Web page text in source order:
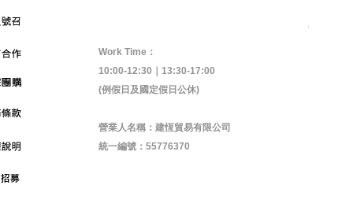
Work Time：
10:00-12:30｜13:30-17:00
(例假日及國定假日公休)
營業人名稱：建恆貿易有限公司
統一編號：55776370